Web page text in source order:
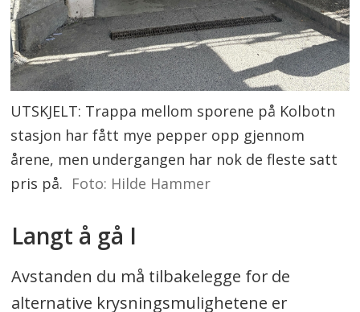
UTSKJELT: Trappa mellom sporene på Kolbotn
stasjon har fått mye pepper opp gjennom
årene, men undergangen har nok de fleste satt
pris på. Foto: Hilde Hammer
Langt å gå I
Avstanden du må tilbakelegge for de
alternative krysningsmulighetene er